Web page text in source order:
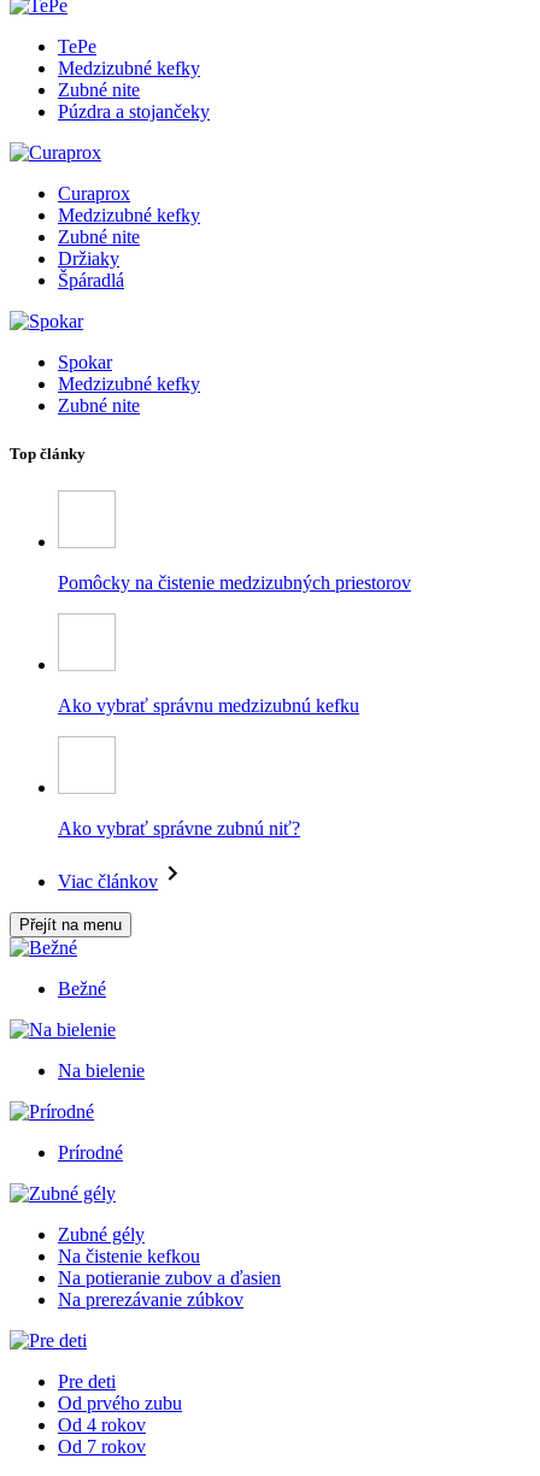
TePe
Medzizubné kefky
Zubné nite
Púzdra a stojančeky
Curaprox
Medzizubné kefky
Zubné nite
Držiaky
Špáradlá
Spokar
Medzizubné kefky
Zubné nite
Top články
Pomôcky na čistenie medzizubných priestorov
Ako vybrať správnu medzizubnú kefku
Ako vybrať správne zubnú niť?
Viac článkov
Přejít na menu
Bežné
Na bielenie
Prírodné
Zubné gély
Na čistenie kefkou
Na potieranie zubov a ďasien
Na prerezávanie zúbkov
Pre deti
Od prvého zubu
Od 4 rokov
Od 7 rokov